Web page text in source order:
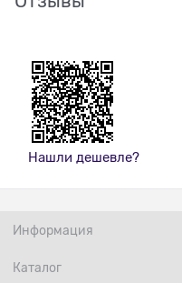
Нашли дешевле?
Информация
Каталог